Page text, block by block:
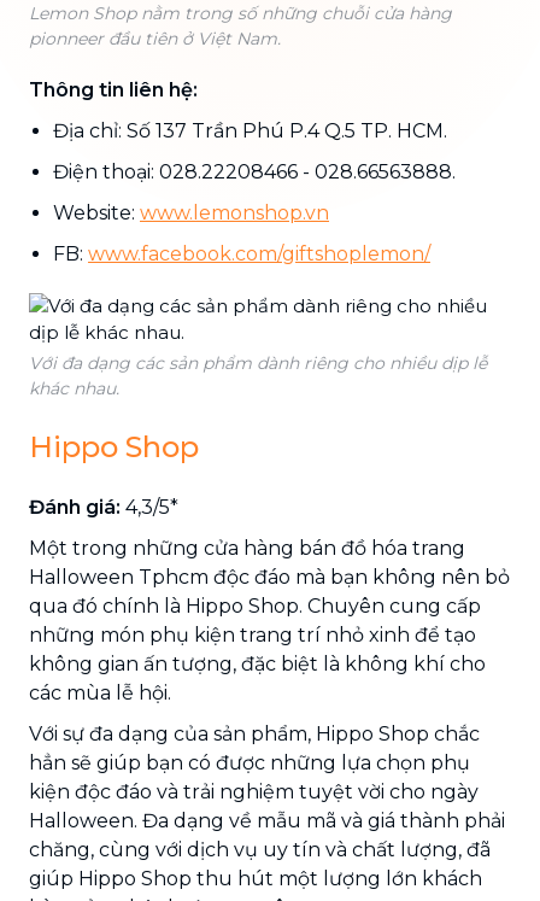
Lemon Shop nằm trong số những chuỗi cửa hàng
pionneer đầu tiên ở Việt Nam.
Thông tin liên hệ:
Địa chỉ: Số 137 Trần Phú P.4 Q.5 TP. HCM.
Điện thoại: 028.22208466 - 028.66563888.
Website: www.lemonshop.vn
FB: www.facebook.com/giftshoplemon/
Với đa dạng các sản phẩm dành riêng cho nhiều dịp lễ
khác nhau.
Hippo Shop
Đánh giá: 4,3/5*
Một trong những cửa hàng bán đồ hóa trang
Halloween Tphcm độc đáo mà bạn không nên bỏ
qua đó chính là Hippo Shop. Chuyên cung cấp
những món phụ kiện trang trí nhỏ xinh để tạo
không gian ấn tượng, đặc biệt là không khí cho
các mùa lễ hội.
Với sự đa dạng của sản phẩm, Hippo Shop chắc
hẳn sẽ giúp bạn có được những lựa chọn phụ
kiện độc đáo và trải nghiệm tuyệt vời cho ngày
Halloween. Đa dạng về mẫu mã và giá thành phải
chăng, cùng với dịch vụ uy tín và chất lượng, đã
giúp Hippo Shop thu hút một lượng lớn khách